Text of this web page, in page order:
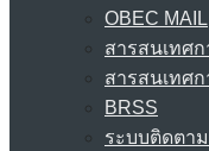
OBEC MAIL
สารสนเทศก
สารสนเทศก
BRSS
ระบบติดตา